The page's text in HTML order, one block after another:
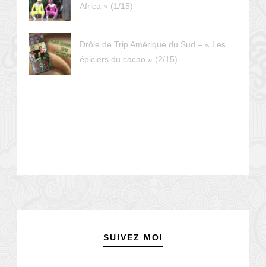
Africa » (1/15)
Drôle de Trip Amérique du Sud – « Les
épiciers du cacao » (2/15)
SUIVEZ MOI